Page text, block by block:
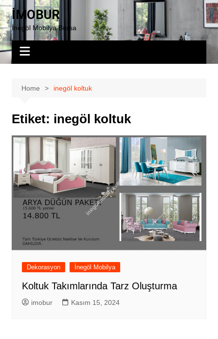
Skip
to
content
İMOBUR
İnegöl Mobilya Bursa
Home inegöl koltuk
Etiket: inegöl koltuk
Dekorasyon İnegöl Mobilya
Koltuk Takımlarında Tarz Oluşturma
imobur Kasım 15, 2024